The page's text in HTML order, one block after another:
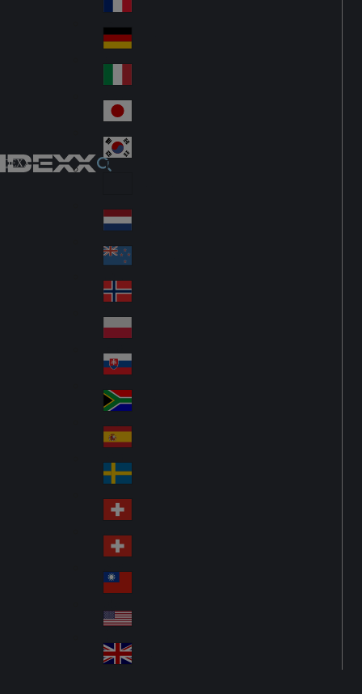
IDEXX
d
Fra
nc
e
Ge
an
y
Ital
y
Jap
an
Ko
Lat
in
A
me
ric
a
Ne
the
rla
nd
s
Ne
w
Ze
ala
nd
No
rw
ay
Pol
an
d
Slo
va
kia
So
uth
Af
ric
a
Sp
ain
Sw
ed
en
Sw
itz
erl
an
d
Sw
itz
erl
an
d
wa
n
A